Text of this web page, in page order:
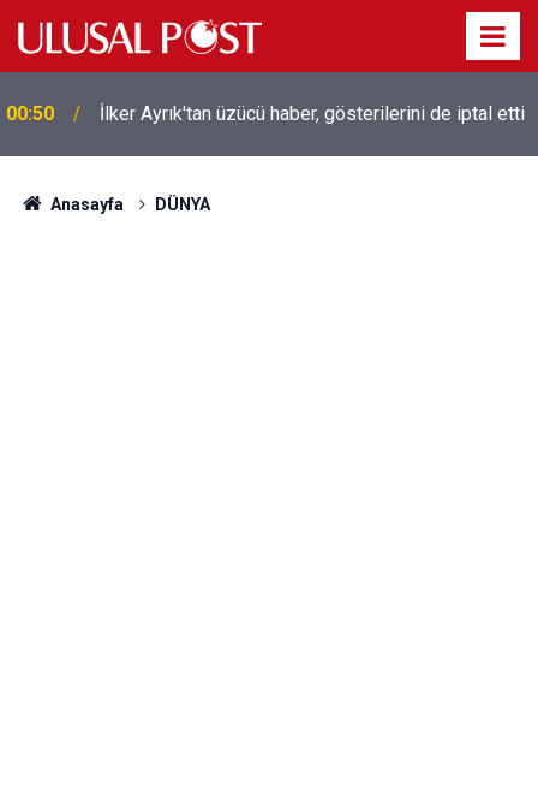
00:39
Liverpool efsanesi Mısırlı yıldız Mohamed Salah
Trabzonspor ile anlaştı! Yarın geliyor
Anasayfa DÜNYA